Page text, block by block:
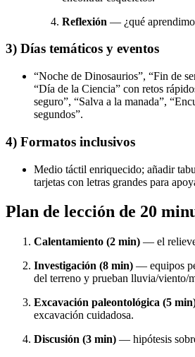
Reflexión — ¿qué
3) Días temáticos y eventos
“Noche de Dinosaurios”, “Fin de
“Día de la Ciencia” con retos
seguro”, “Salva a la manada”,
segundos”.
4) Formatos inclusivos
Medio táctil enriquecido; añadir
tarjetas con letras grandes para
Plan de lección de 20
Calentamiento (2 min) — el
Investigación (8 min) — equipos
del terreno y prueban lluvia/viento/
Excavación paleontológica (5
excavación cuidadosa.
Discusión (3 min) — hipótesis